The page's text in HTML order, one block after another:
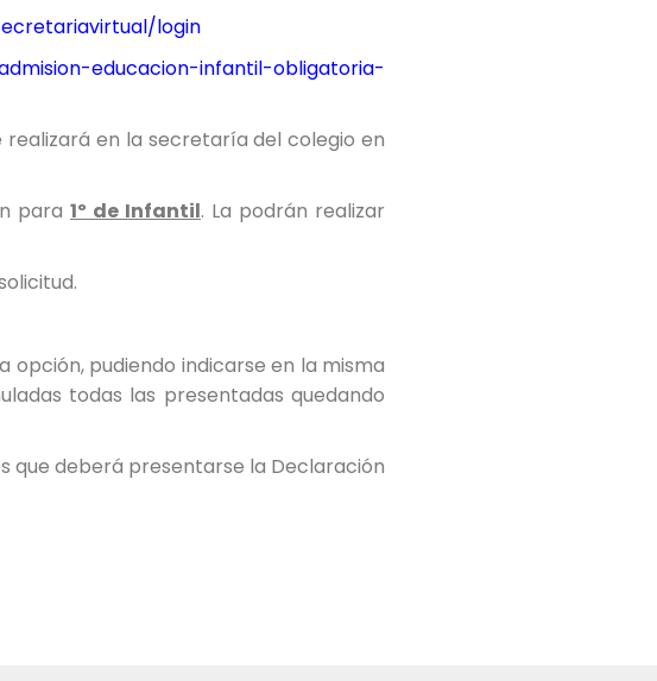
login
educacion-infantil-obligatoria-
en la secretaría del colegio en
para 1º de Infantil. La podrán realizar
pudiendo indicarse en la misma
todas las presentadas quedando
que deberá presentarse la Declaración